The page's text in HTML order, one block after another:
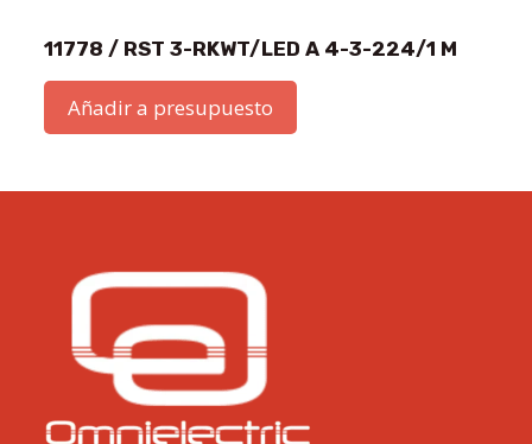
11778 / RST 3-RKWT/LED A 4-3-224/1 M
Añadir a presupuesto